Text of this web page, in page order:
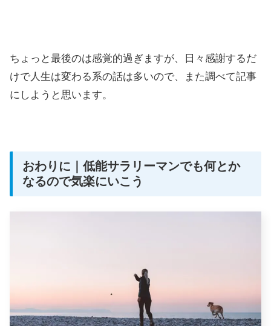
ちょっと最後のは感覚的過ぎますが、日々感謝するだ
けで人生は変わる系の話は多いので、また調べて記事
にしようと思います。
おわりに｜低能サラリーマンでも何とか
なるので気楽にいこう